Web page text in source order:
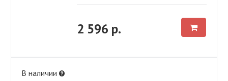
2 596 р.
В наличии